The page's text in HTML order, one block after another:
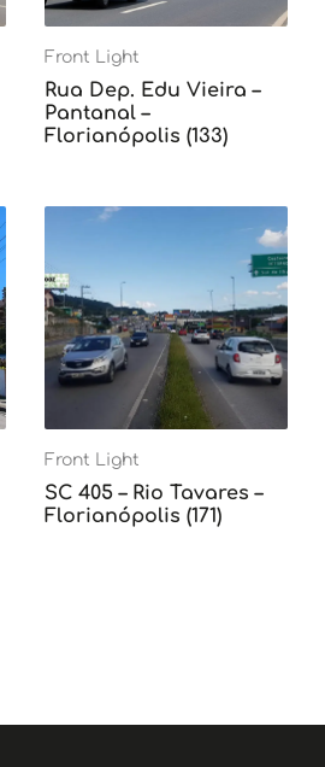
Front Light
Rua Dep. Edu Vieira –
Pantanal –
Florianópolis (133)
Front Light
SC 405 – Rio Tavares –
Florianópolis (171)